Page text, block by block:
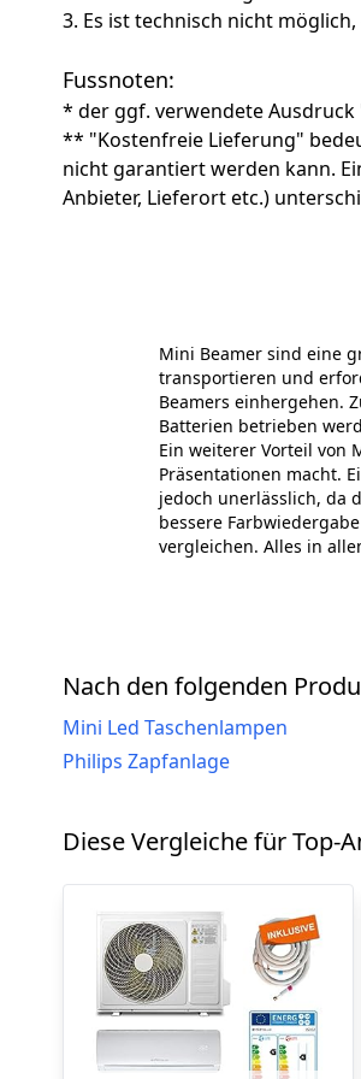
3. Es ist technisch nicht
Fussnoten:
* der ggf. verwendete
** "Kostenfreie Lieferung"
nicht garantiert werden kann.
Anbieter, Lieferort etc.)
Mini Beamer sind eine
transportieren und
Beamers einhergehen.
Batterien betrieben
Ein weiterer Vorteil von
Präsentationen macht.
jedoch unerlässlich, da
bessere
vergleichen. Alles in
Nach den folgenden
Mini Led Taschenlampen
Philips Zapfanlage
Diese Vergleiche für Top-